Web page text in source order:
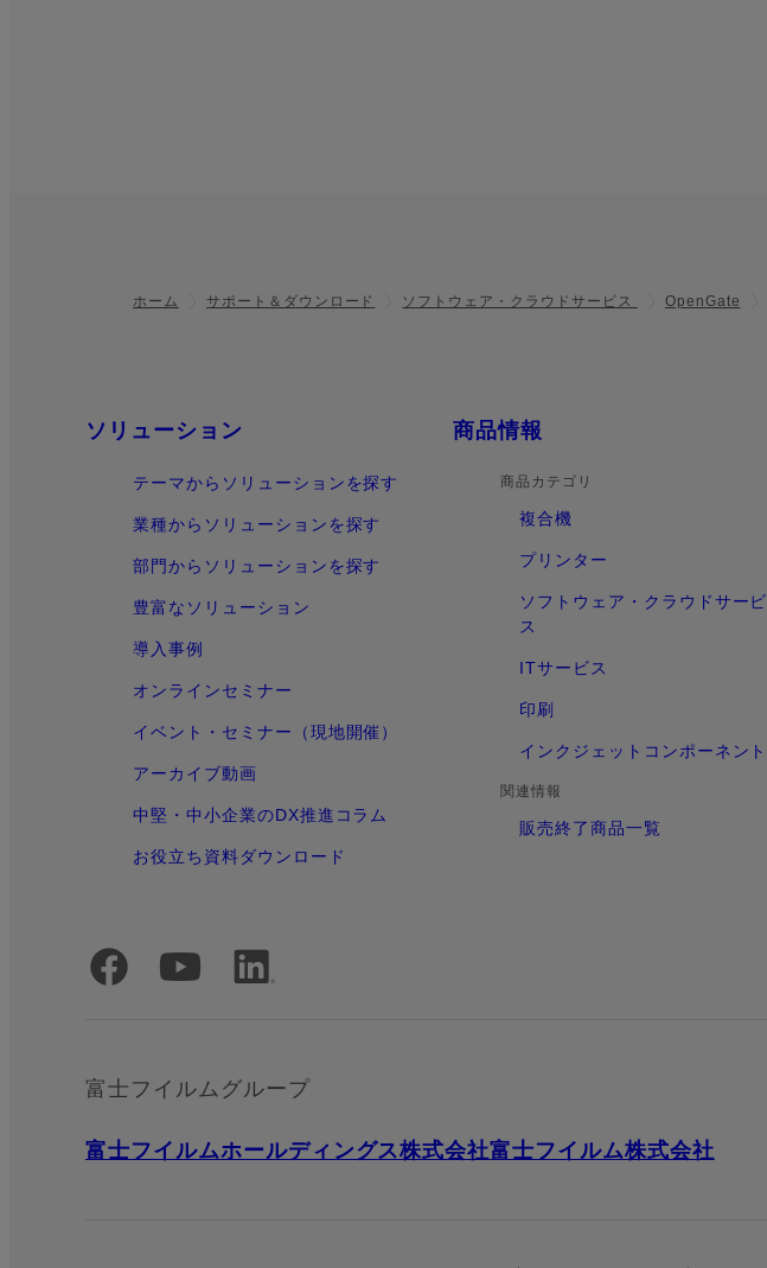
ホーム サポート＆ダウンロード ソフトウェア・クラウドサービス OpenGate
クイックリンク
ソリューション
テーマからソリューションを探す
業種からソリューションを探す
部門からソリューションを探す
豊富なソリューション
導入事例
オンラインセミナー
イベント・セミナー（現地開催）
アーカイブ動画
中堅・中小企業のDX推進コラム
お役立ち資料ダウンロード
商品情報
商品カテゴリ
複合機
プリンター
ソフトウェア・クラウドサービ
ス
ITサービス
印刷
インクジェットコンポーネント
関連情報
販売終了商品一覧
公式SNSアカウント
富士フイルムグループ
富士フイルムホールディングス株式会社富士フイルム株式会社